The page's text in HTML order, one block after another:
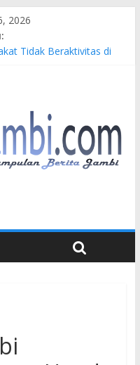
2026
Tidak Beraktivitas di
Muda Melalui
Jambi Kunjungi
Antar Alumni